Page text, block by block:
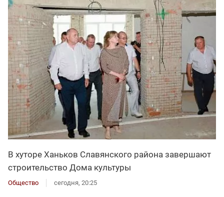
В хуторе Ханьков Славянского района завершают
строительство Дома культуры
Общество сегодня, 20:25